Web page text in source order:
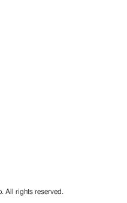
All rights reserved.